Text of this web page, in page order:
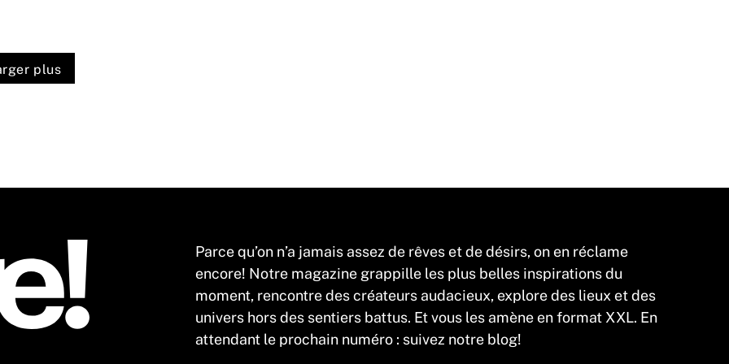
plus
Parce qu’on n’a jamais assez de rêves et de désirs, on en réclame
encore! Notre magazine grappille les plus belles inspirations du
moment, rencontre des créateurs audacieux, explore des lieux et des
univers hors des sentiers battus. Et vous les amène en format XXL. En
attendant le prochain numéro : suivez notre blog!